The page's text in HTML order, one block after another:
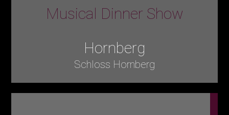
Musical Dinner Show
Hornberg
Schloss Hornberg